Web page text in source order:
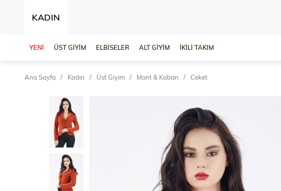
KADIN
YENİ ÜST GİYİM ELBİSELER ALT GİYİM İKİLİ TAKIM
Ana Sayfa Kadın Üst Giyim Mont & Kaban Ceket